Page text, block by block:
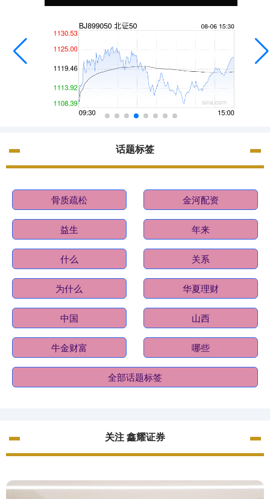
话题标签
骨质疏松 金河配资
益生 年来
什么 关系
为什么 华夏理财
中国 山西
牛金财富 哪些
全部话题标签
关注 鑫耀证券